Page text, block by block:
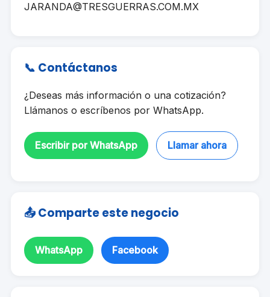
JARANDA@TRESGUERRAS.COM.MX
📞 Contáctanos
¿Deseas más información o una cotización?
Llámanos o escríbenos por WhatsApp.
Escribir por WhatsApp Llamar ahora
📤 Comparte este negocio
WhatsApp Facebook